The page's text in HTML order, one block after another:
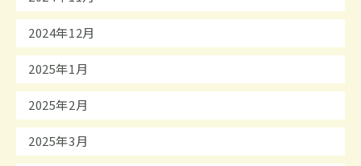
2024年12月
2025年1月
2025年2月
2025年3月